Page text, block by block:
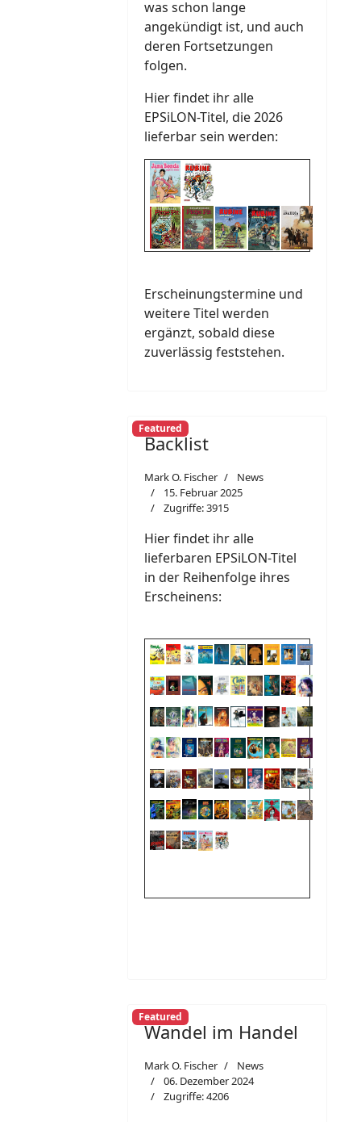
was schon lange
angekündigt ist, und auch
deren Fortsetzungen
folgen.
Hier findet ihr alle
EPSiLON-Titel, die 2026
lieferbar sein werden:
Erscheinungstermine und
weitere Titel werden
ergänzt, sobald diese
zuverlässig feststehen.
Featured
Backlist
Mark O. Fischer
News
15. Februar 2025
Zugriffe: 3915
Hier findet ihr alle
lieferbaren EPSiLON-Titel
in der Reihenfolge ihres
Erscheinens:
Featured
Wandel im Handel
Mark O. Fischer
News
06. Dezember 2024
Zugriffe: 4206